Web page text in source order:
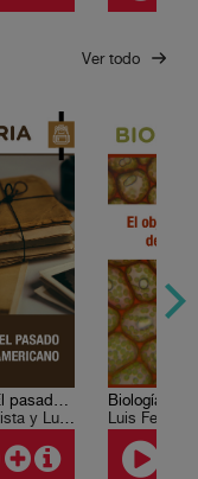
Ver todo
Historia 2. El pasado mesoamericano
Gibrán Bautista y Lugo
Luis Felipe